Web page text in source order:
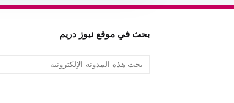
بحث في موقع نيوز دريم